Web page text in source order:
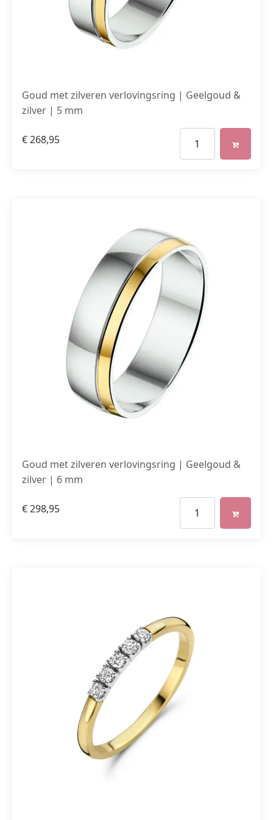
Goud met zilveren verlovingsring | Geelgoud &
zilver | 5 mm
€268,95
Goud met zilveren verlovingsring | Geelgoud &
zilver | 6 mm
€298,95